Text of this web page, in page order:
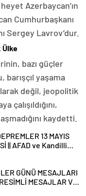
Azerbaycan’ın
Cumhurbaşkanı
Sergey Lavrov’dur.
Ülke
bazı güçler
yaşama
değil, jeopolitik
çalışıldığını,
kaydetti.
13 MAYIS
|| AFAD ve Kandilli
depremle sallandı! Az
mi oldu?
GÜNÜ MESAJLARI
MESAJLAR VE